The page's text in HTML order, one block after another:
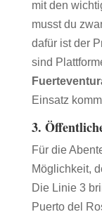
mit den
musst du
dafür ist der
sind
Einsatz
3.
Für die
Möglichkeit,
Die Linie 3
Puerto del